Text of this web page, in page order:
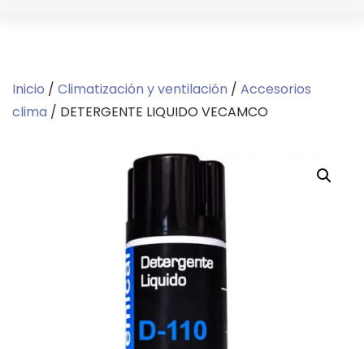
Inicio / Climatización y ventilación / Accesorios
clima / DETERGENTE LIQUIDO VECAMCO